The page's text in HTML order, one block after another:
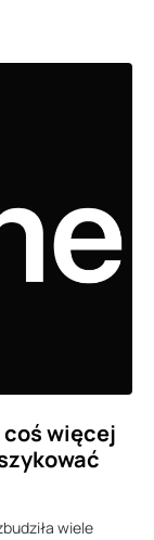
coś więcej
wiele